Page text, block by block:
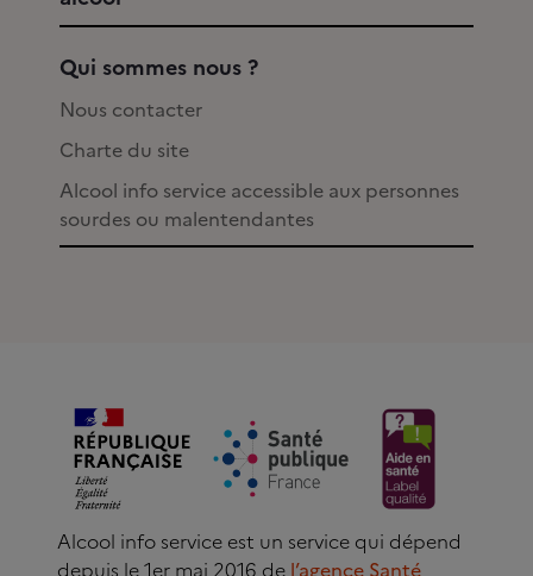
Qui sommes nous ?
Nous contacter
Charte du site
Alcool info service accessible aux personnes
sourdes ou malentendantes
Alcool info service est un service qui dépend